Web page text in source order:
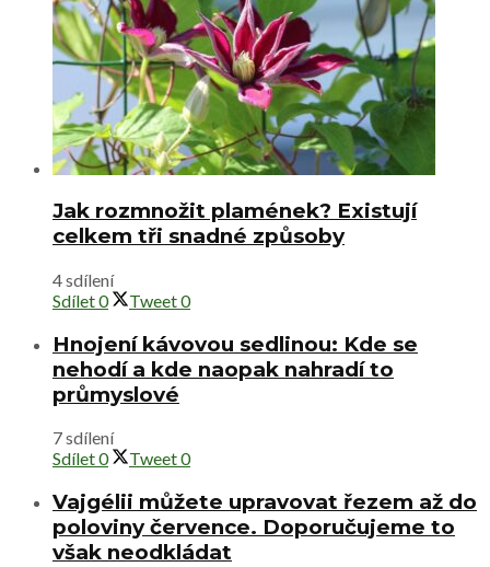
Jak rozmnožit plamének? Existují
celkem tři snadné způsoby
4 sdílení
Sdílet0 Tweet0
Hnojení kávovou sedlinou: Kde se
nehodí a kde naopak nahradí to
průmyslové
7 sdílení
Sdílet0 Tweet0
Vajgélii můžete upravovat řezem až do
poloviny července. Doporučujeme to
však neodkládat